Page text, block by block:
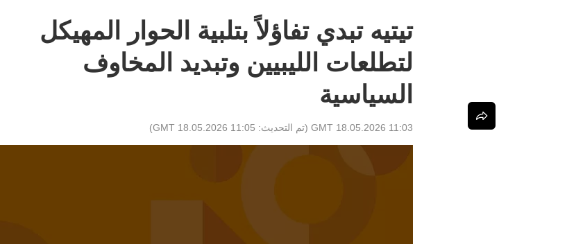
تيتيه تبدي تفاؤلاً بتلبية الحوار المهيكل
لتطلعات الليبيين وتبديد المخاوف
السياسية
11:03 GMT 18.05.2026 (تم التحديث: 11:05 GMT 18.05.2026
)